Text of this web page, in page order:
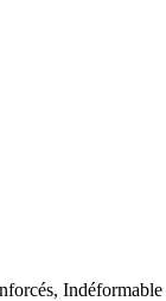
Indéformable